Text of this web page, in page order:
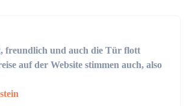
freundlich und auch die Tür flott
auf der Website stimmen auch, also